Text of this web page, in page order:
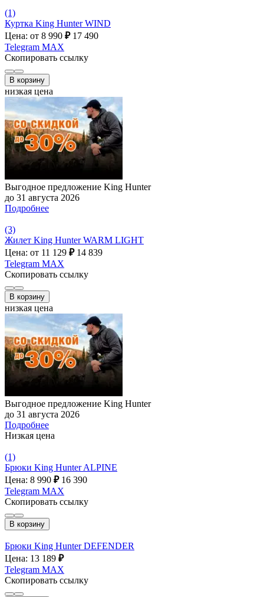
(1)
Куртка King Hunter WIND
Цена: от 8 990 ₽ 17 490
Telegram MAX
Скопировать ссылку
В корзину
низкая цена
Выгодное предложение King Hunter
до 31 августа 2026
Подробнее
(3)
Жилет King Hunter WARM LIGHT
Цена: от 11 129 ₽ 14 839
Telegram MAX
Скопировать ссылку
В корзину
низкая цена
Выгодное предложение King Hunter
до 31 августа 2026
Подробнее
Низкая цена
(1)
Брюки King Hunter ALPINE
Цена: 8 990 ₽ 16 390
Telegram MAX
Скопировать ссылку
В корзину
Брюки King Hunter DEFENDER
Цена: 13 189 ₽
Telegram MAX
Скопировать ссылку